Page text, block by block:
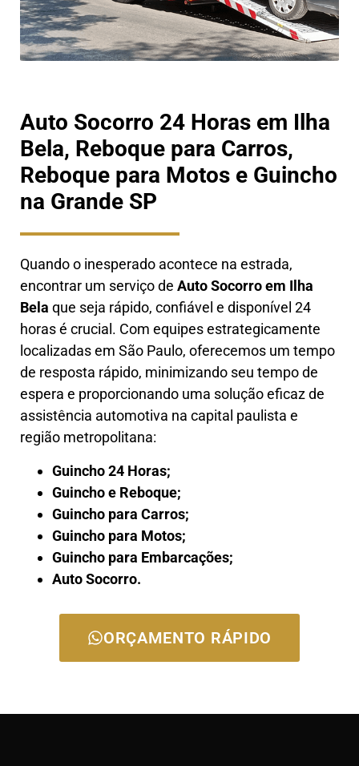
Auto Socorro 24 Horas em Ilha
Bela, Reboque para Carros,
Reboque para Motos e Guincho
na Grande SP
Quando o inesperado acontece na estrada,
encontrar um serviço de Auto Socorro em Ilha
Bela que seja rápido, confiável e disponível 24
horas é crucial. Com equipes estrategicamente
localizadas em São Paulo, oferecemos um tempo
de resposta rápido, minimizando seu tempo de
espera e proporcionando uma solução eficaz de
assistência automotiva na capital paulista e
região metropolitana:
Guincho 24 Horas;
Guincho e Reboque;
Guincho para Carros;
Guincho para Motos;
Guincho para Embarcações;
Auto Socorro.
ORÇAMENTO RÁPIDO